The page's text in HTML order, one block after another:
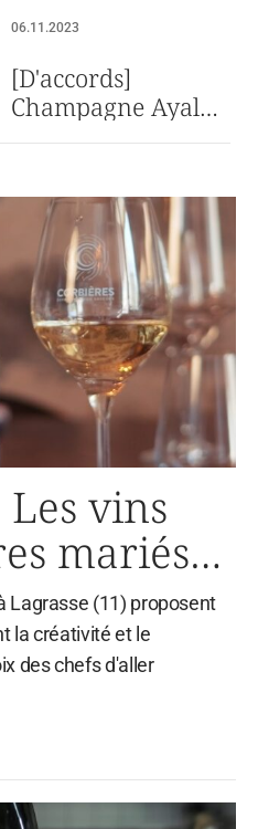
06.11.2023
[D'accords]
Champagne Ayala
sublimé par les
Wine and Spa
Les vins
mariés
du chef du
Lagrasse (11) proposent
la créativité et le
des chefs d'aller